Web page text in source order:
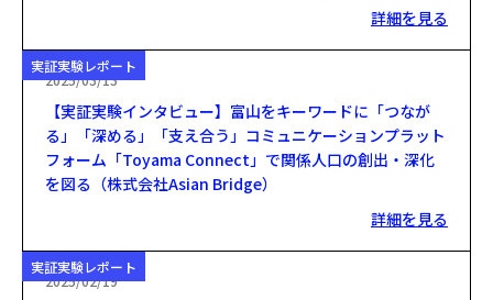
詳細を見る
実証実験レポート
2025/03/13
【実証実験インタビュー】富山をキーワードに「つなが
る」「深める」「支え合う」コミュニケーションプラット
フォーム「Toyama Connect」で関係人口の創出・深化
を図る（株式会社Asian Bridge）
詳細を見る
実証実験レポート
2025/02/19